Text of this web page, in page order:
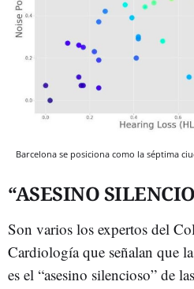
Barcelona se posiciona como la séptima
“ASESINO
Son varios los expertos del
Cardiología que señalan que
es el “asesino silencioso” de